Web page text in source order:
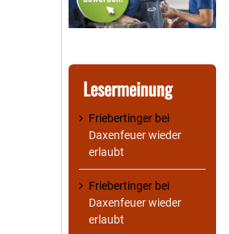
Lesermeinung
Friebertinger bei
Daxenfeuer wieder
erlaubt
Friebertinger bei
Daxenfeuer wieder
erlaubt